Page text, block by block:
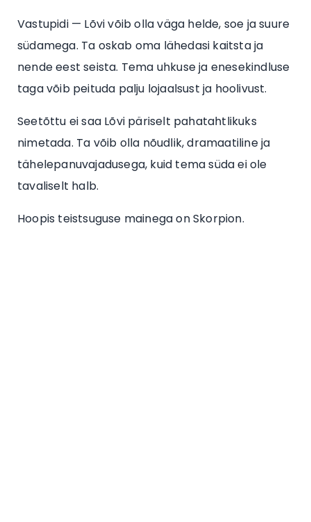
Vastupidi — Lõvi võib olla väga helde, soe ja suure
südamega. Ta oskab oma lähedasi kaitsta ja
nende eest seista. Tema uhkuse ja enesekindluse
taga võib peituda palju lojaalsust ja hoolivust.
Seetõttu ei saa Lõvi päriselt pahatahtlikuks
nimetada. Ta võib olla nõudlik, dramaatiline ja
tähelepanuvajadusega, kuid tema süda ei ole
tavaliselt halb.
Hoopis teistsuguse mainega on Skorpion.